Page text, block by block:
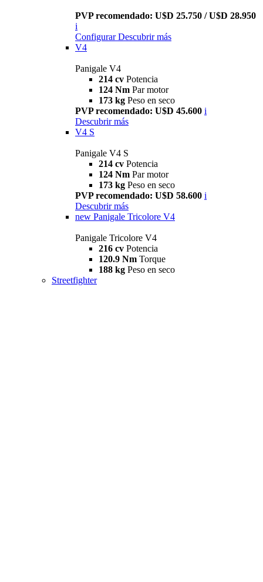
PVP recomendado: U$D 25.750 / U$D 28.950
i
Configurar Descubrir más
V4
Panigale V4
214 cv Potencia
124 Nm Par motor
173 kg Peso en seco
PVP recomendado: U$D 45.600 i
Descubrir más
V4 S
Panigale V4 S
214 cv Potencia
124 Nm Par motor
173 kg Peso en seco
PVP recomendado: U$D 58.600 i
Descubrir más
new Panigale Tricolore V4
Panigale Tricolore V4
216 cv Potencia
120.9 Nm Torque
188 kg Peso en seco
Streetfighter